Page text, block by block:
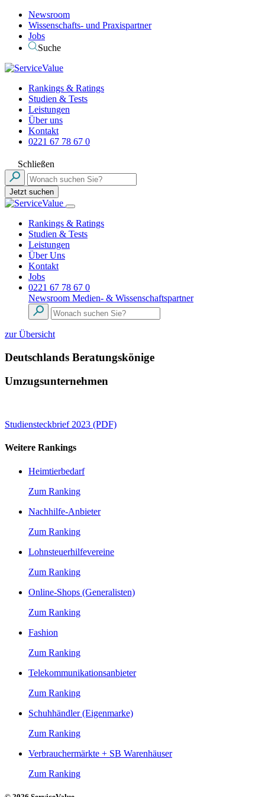
Newsroom
Wissenschafts- und Praxispartner
Jobs
Suche
Rankings & Ratings
Studien & Tests
Leistungen
Über uns
Kontakt
0221 67 78 67 0
Schließen
Jetzt suchen
Rankings & Ratings
Studien & Tests
Leistungen
Über Uns
Kontakt
Jobs
0221 67 78 67 0
Newsroom Medien- & Wissenschaftspartner
zur Übersicht
Deutschlands Beratungskönige
Umzugsunternehmen
Studiensteckbrief 2023 (PDF)
Weitere Rankings
Heimtierbedarf
Zum Ranking
Nachhilfe-Anbieter
Zum Ranking
Lohnsteuerhilfevereine
Zum Ranking
Online-Shops (Generalisten)
Zum Ranking
Fashion
Zum Ranking
Telekommunikationsanbieter
Zum Ranking
Schuhhändler (Eigenmarke)
Zum Ranking
Verbrauchermärkte + SB Warenhäuser
Zum Ranking